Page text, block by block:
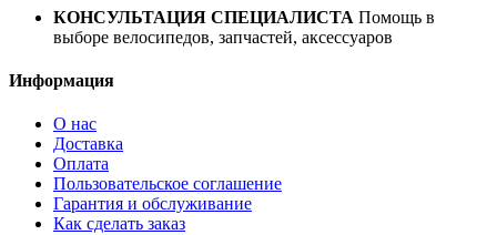
КОНСУЛЬТАЦИЯ СПЕЦИАЛИСТА Помощь в
выборе велосипедов, запчастей, аксессуаров
Информация
О нас
Доставка
Оплата
Пользовательское соглашение
Гарантия и обслуживание
Как сделать заказ